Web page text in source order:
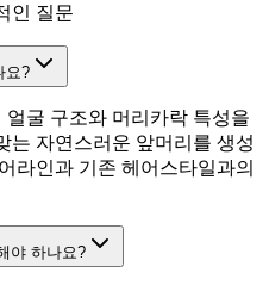
인 질문
요?
굴 구조와 머리카락 특성을
는 자연스러운 앞머리를 생성
라인과 기존 헤어스타일과의
야 하나요?